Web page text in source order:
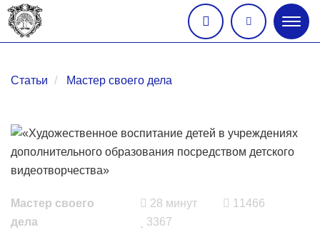
меню
Статьи Мастер своего дела
Мастер своего
дела
28 минут
11466
3367